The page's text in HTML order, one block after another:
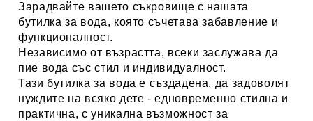
Зарадвайте вашето съкровище с нашата
бутилка за вода, която съчетава забавление и
функционалност.
Независимо от възрастта, всеки заслужава да
пие вода със стил и индивидуалност.
Тази бутилка за вода е създадена, да задоволят
нуждите на всяко дете - едновременно стилна и
практична, с уникална възможност за